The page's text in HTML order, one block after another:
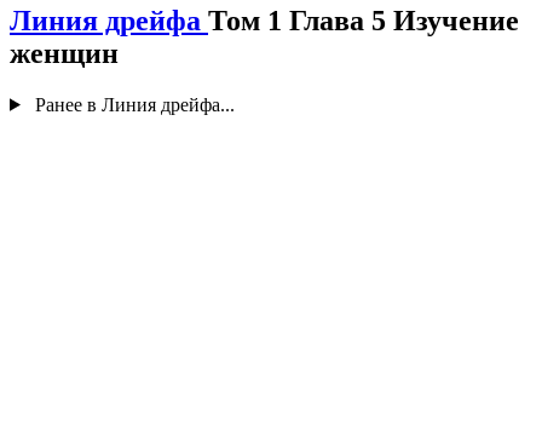
Линия дрейфа Том 1 Глава 5 Изучение
женщин
Ранее в Линия дрейфа...